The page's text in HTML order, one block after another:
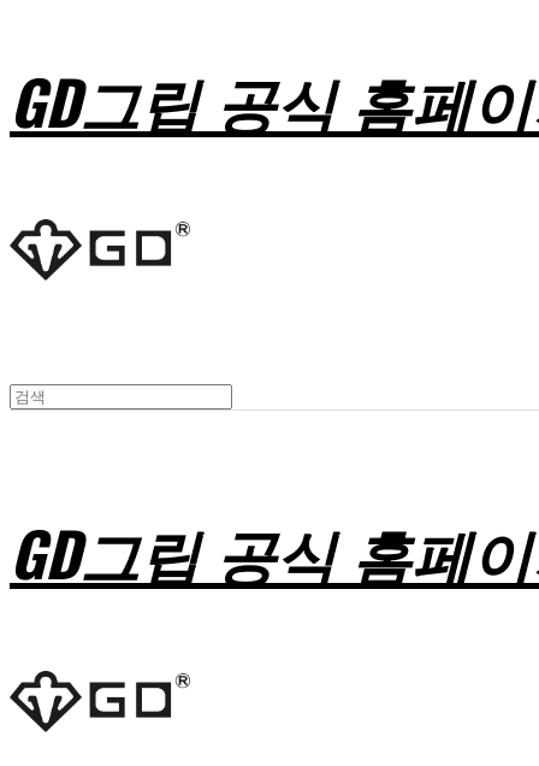
GD그립 공식 홈페
GD그립 공식 홈페